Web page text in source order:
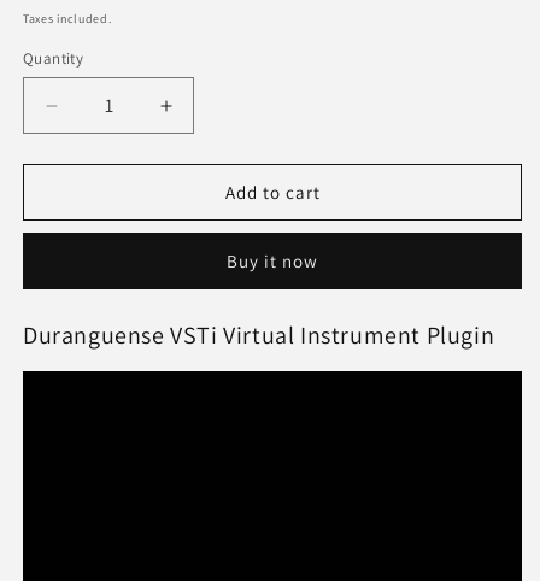
price
Taxes included.
Quantity
Quantity
Decrease
quantity
for
VSTI
OS
Increase
quantity
for
Duranguense
VSTI
OS
Add to cart
Buy it now
Duranguense VSTi Virtual Instrument Plugin